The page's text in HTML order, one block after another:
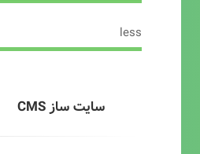
less
سایت ساز CMS